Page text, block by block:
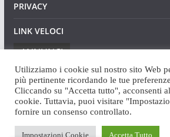
PRIVACY
LINK VELOCI
ANNUNCI
Copyright © 2026 Angaweb. Tutti i
Utilizziamo i cookie sul nostro sito Web
più pertinente ricordando le tue
Cliccando su "Accetta tutto", acconsenti
cookie. Tuttavia, puoi visitare
fornire un consenso controllato.
Impostazioni Cookie Accetta Tutto